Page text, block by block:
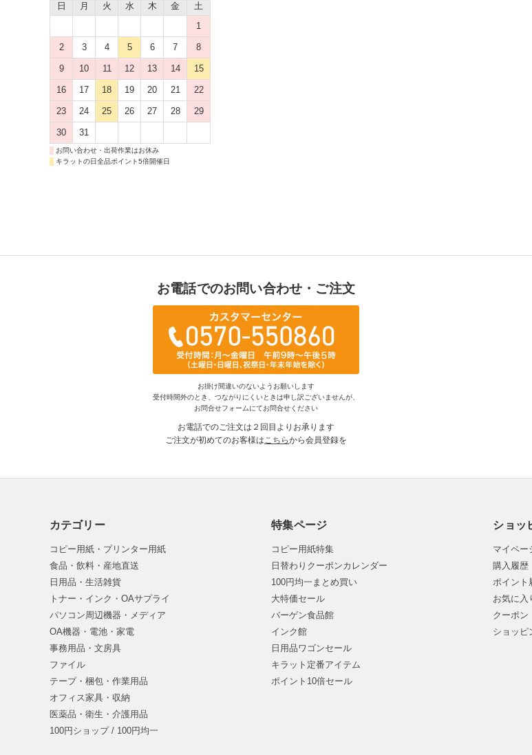
日 月 火 水 木 金
土
1
2 3 4 5 6 7 8
9 10 11 12 13 14 15
16 17 18 19 20 21 22
23 24 25 26 27 28 29
30 31
お問い合わせ・出荷作業はお休み
キラットの日全品ポイント5倍開催日
お電話でのお問い合わせ・ご注文
お掛け間違いのないようお願いします
受付時間外のとき、つながりにくいときは申し訳ございませんが、
お問合せフォームにてお問合せください
お電話でのご注文は２回目よりお承ります
ご注文が初めてのお客様はこちらから会員登録を
カテゴリー
コピー用紙・プリンター用紙
食品・飲料・産地直送
日用品・生活雑貨
トナー・インク・OAサプライ
パソコン周辺機器・メディア
OA機器・電池・家電
事務用品・文房具
ファイル
テープ・梱包・作業用品
オフィス家具・収納
医薬品・衛生・介護用品
100円ショップ / 100円均一
特集ページ
コピー用紙特集
日替わりクーポンカレンダー
100円均一まとめ買い
大特価セール
バーゲン食品館
インク館
日用品ワゴンセール
キラット定番アイテム
ポイント10倍セール
ショッ
マイペー
購入履歴
ポイント
お気に入
クーポン
ショッピ